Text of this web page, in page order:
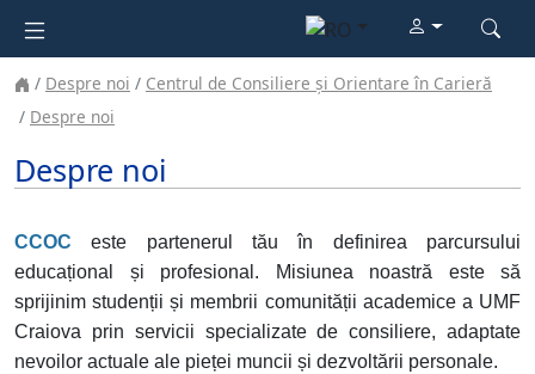
Despre noi
Centrul de Consiliere și Orientare în Carieră
Despre noi
Despre noi
CCOC este partenerul tău în definirea parcursului
educațional și profesional. Misiunea noastră este să
sprijinim studenții și membrii comunității academice a UMF
Craiova prin servicii specializate de consiliere, adaptate
nevoilor actuale ale pieței muncii și dezvoltării personale.